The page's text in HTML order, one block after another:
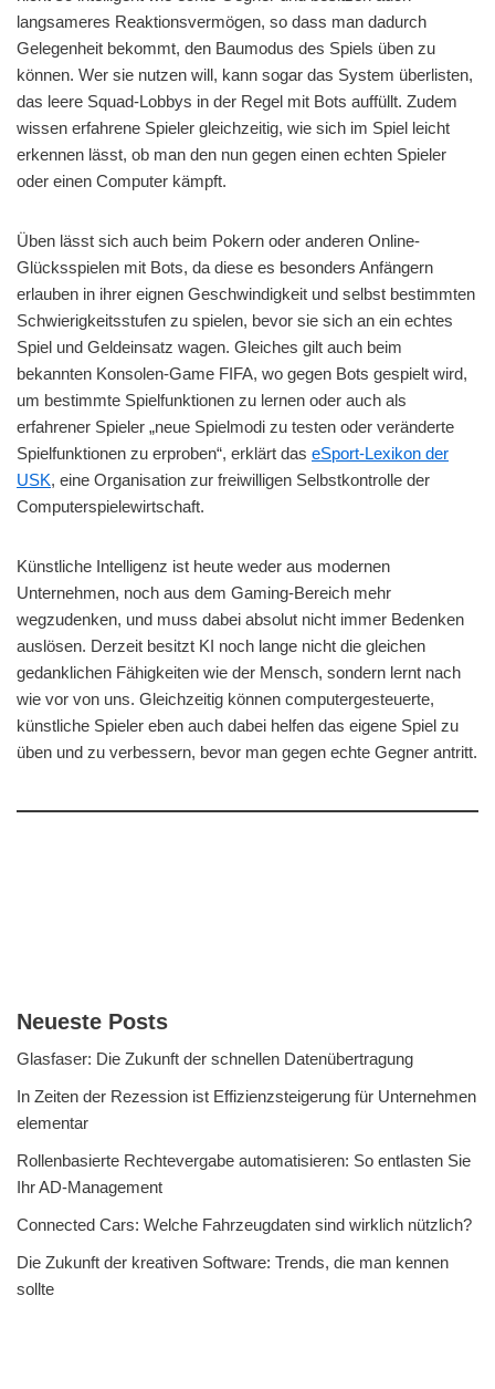
langsameres Reaktionsvermögen, so dass man dadurch
Gelegenheit bekommt, den Baumodus des Spiels üben zu
können. Wer sie nutzen will, kann sogar das System überlisten,
das leere Squad-Lobbys in der Regel mit Bots auffüllt. Zudem
wissen erfahrene Spieler gleichzeitig, wie sich im Spiel leicht
erkennen lässt, ob man den nun gegen einen echten Spieler
oder einen Computer kämpft.
Üben lässt sich auch beim Pokern oder anderen Online-
Glücksspielen mit Bots, da diese es besonders Anfängern
erlauben in ihrer eignen Geschwindigkeit und selbst bestimmten
Schwierigkeitsstufen zu spielen, bevor sie sich an ein echtes
Spiel und Geldeinsatz wagen. Gleiches gilt auch beim
bekannten Konsolen-Game FIFA, wo gegen Bots gespielt wird,
um bestimmte Spielfunktionen zu lernen oder auch als
erfahrener Spieler „neue Spielmodi zu testen oder veränderte
Spielfunktionen zu erproben“, erklärt das eSport-Lexikon der
USK, eine Organisation zur freiwilligen Selbstkontrolle der
Computerspielewirtschaft.
Künstliche Intelligenz ist heute weder aus modernen
Unternehmen, noch aus dem Gaming-Bereich mehr
wegzudenken, und muss dabei absolut nicht immer Bedenken
auslösen. Derzeit besitzt KI noch lange nicht die gleichen
gedanklichen Fähigkeiten wie der Mensch, sondern lernt nach
wie vor von uns. Gleichzeitig können computergesteuerte,
künstliche Spieler eben auch dabei helfen das eigene Spiel zu
üben und zu verbessern, bevor man gegen echte Gegner antritt.
Neueste Posts
Glasfaser: Die Zukunft der schnellen Datenübertragung
In Zeiten der Rezession ist Effizienzsteigerung für Unternehmen
elementar
Rollenbasierte Rechtevergabe automatisieren: So entlasten Sie
Ihr AD-Management
Connected Cars: Welche Fahrzeugdaten sind wirklich nützlich?
Die Zukunft der kreativen Software: Trends, die man kennen
sollte